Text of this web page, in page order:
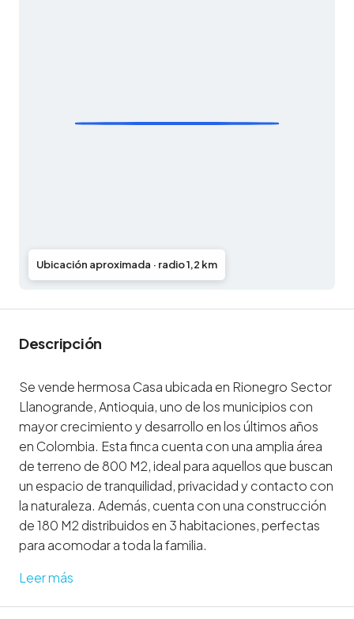
Ubicación aproximada · radio 1,2 km
Descripción
Se vende hermosa Casa ubicada en Rionegro Sector
Llanogrande, Antioquia, uno de los municipios con
mayor crecimiento y desarrollo en los últimos años
en Colombia. Esta finca cuenta con una amplia área
de terreno de 800 M2, ideal para aquellos que buscan
un espacio de tranquilidad, privacidad y contacto con
la naturaleza. Además, cuenta con una construcción
de 180 M2 distribuidos en 3 habitaciones, perfectas
para acomodar a toda la familia.
Leer más